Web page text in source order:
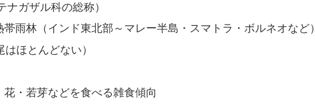
ナガザル科の総称）
雨林（インド東北部～マレー半島・スマトラ・ボルネオなど）
ほとんどない）
花・若芽などを食べる雑食傾向